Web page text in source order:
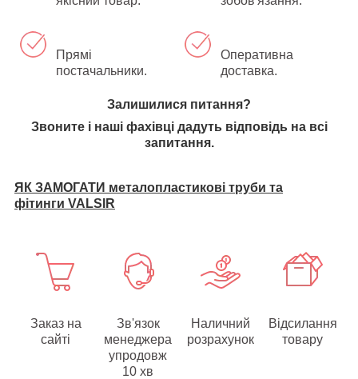
Прямі
постачальники.
Оперативна
доставка.
Залишилися питання?
Звоните і наші фахівці дадуть відповідь на всі
запитання.
ЯК ЗАМОГАТИ металопластикові труби та
фітинги VALSIR
Заказ на
сайті
Зв'язок
менеджера
упродовж
10 хв
Наличний
розрахунок
Відсилання
товару